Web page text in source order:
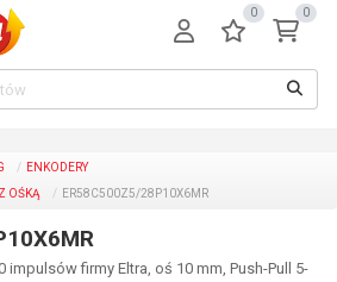
0 0
ENKODERY
OŚKĄ
ER58C500Z5/28P10X6MR
impulsów firmy Eltra, oś 10 mm, Push-Pull 5-